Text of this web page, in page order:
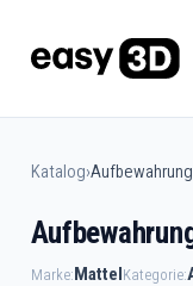
Katalog›
Marke:MattelKategorie: